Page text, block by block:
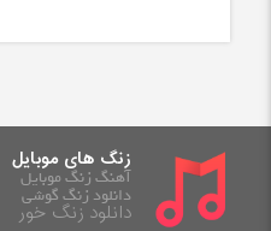
زنگ های موبایل
آهنگ زنگ موبایل
دانلود زنگ گوشی
دانلود زنگ خور